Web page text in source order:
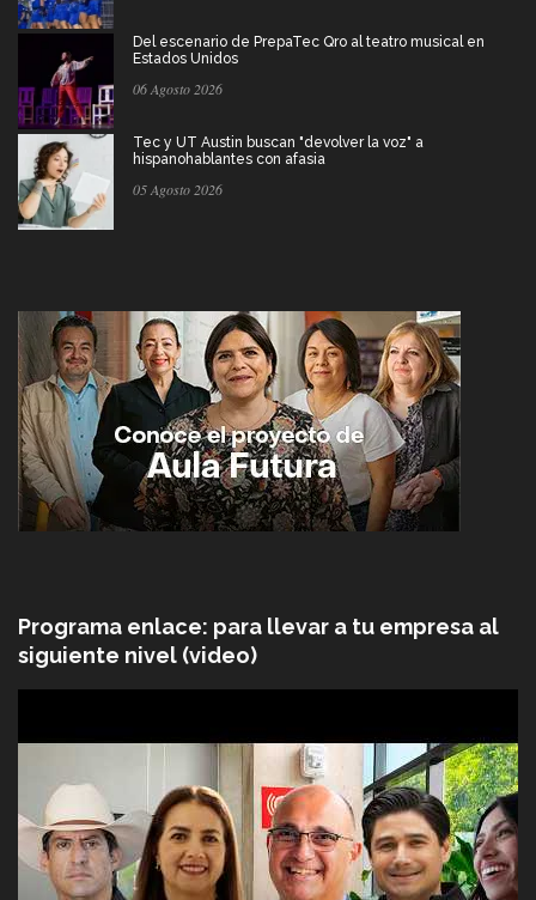
Del escenario de PrepaTec Qro al teatro musical en
Estados Unidos
06 Agosto 2026
Tec y UT Austin buscan "devolver la voz" a
hispanohablantes con afasia
05 Agosto 2026
Programa enlace: para llevar a tu empresa al
siguiente nivel (video)